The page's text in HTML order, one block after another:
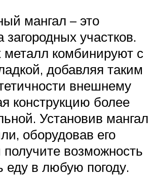
мангал – это
загородных участков.
металл комбинируют с
добавляя таким
внешнему
конструкцию более
Установив мангал
оборудовав его
возможность
еду в любую погоду.